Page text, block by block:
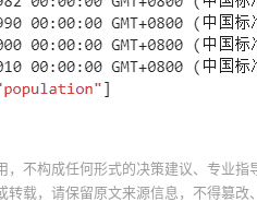
不构成任何形式的决策建议、专业
载，请保留原文来源信息，不得篡改